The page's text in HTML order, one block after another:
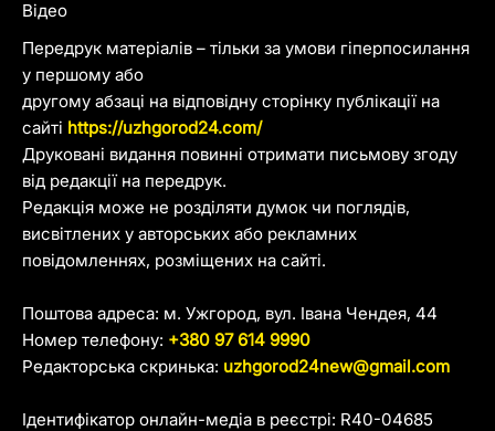
Передрук матеріалів – тільки за умови гіперпосилання
у першому або
другому абзаці на відповідну сторінку публікації на
сайті https://uzhgorod24.com/
Друковані видання повинні отримати письмову згоду
від редакції на передрук.
Редакція може не розділяти думок чи поглядів,
висвітлених у авторських або рекламних
повідомленнях, розміщених на сайті.
Поштова адреса: м. Ужгород, вул. Івана Чендея, 44
Номер телефону: +380 97 614 9990
Редакторська скринька: uzhgorod24new@gmail.com
Ідентифікатор онлайн-медіа в реєстрі: R40-04685
Відео